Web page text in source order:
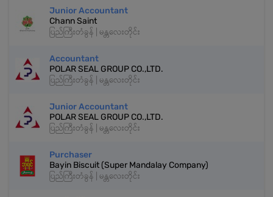
Junior Accountant
Chann Saint
ပြည်ကြီးတံခွန် | မန္တလေးတိုင်း
Accountant
POLAR SEAL GROUP CO.,LTD.
ပြည်ကြီးတံခွန် | မန္တလေးတိုင်း
Junior Accountant
POLAR SEAL GROUP CO.,LTD.
ပြည်ကြီးတံခွန် | မန္တလေးတိုင်း
Purchaser
Bayin Biscuit (Super Mandalay Company)
ပြည်ကြီးတံခွန် | မန္တလေးတိုင်း